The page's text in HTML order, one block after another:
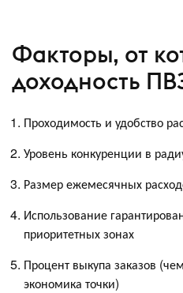
Факторы, от
доходность
Проходимость и удобство
Уровень конкуренции в
Размер ежемесячных
Использование
приоритетных зонах
Процент выкупа заказов
экономика точки)